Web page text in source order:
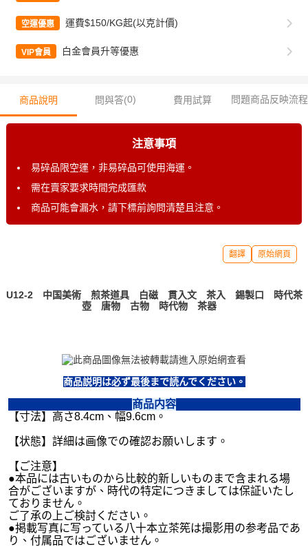
空運優惠 運費$150/KG起(以克計價)
VIP會員 白金會員升等優惠
商品說明 問與答(0) 費用試算 問題商品反映流程
注意事項
易碎品限空運，非易碎品可使用海運。
需在賣家要求時間完成匯款
商品可能會漏水，請下標前詢問清楚且注意。
翻譯 原始網頁
U12-2 中国美術 煎茶道具 白磁 貫入文 茶入 錫製口 時代茶
壺 唐物 古物 時代物 茶器
商品説明は必ず最後まで読んでください。
商品内容
【寸法】高さ8.4cm、幅9.6cm。
【状態】詳細は画像での確認お願いします。
【ご注意】
●本品には古いものから比較的新しいものまで含まれる場
合がございますが、時代の特定につきましては保証いたし
ておりません。
ご了承の上ご検討ください。
●掲載写真に写っている八十本立茶筅は撮影用の参考品であ
り、付属品ではございません。